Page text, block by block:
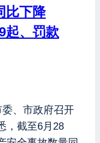
比下降
起、罚款
、市政府召开
，截至6月28